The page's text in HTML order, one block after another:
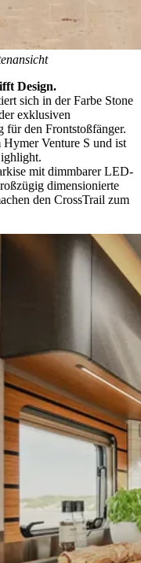
Design.
sich in der Farbe Stone
exklusiven
für den Frontstoßfänger.
Venture S und ist
mit dimmbarer LED-
dimensionierte
den CrossTrail zum